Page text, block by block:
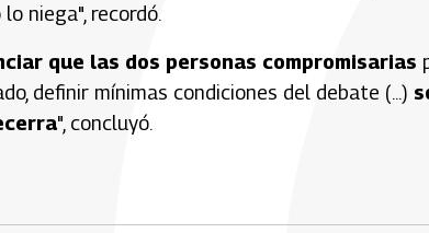
niega", recordó.
que las dos personas compromisarias
definir mínimas condiciones del debate (...)
", concluyó.